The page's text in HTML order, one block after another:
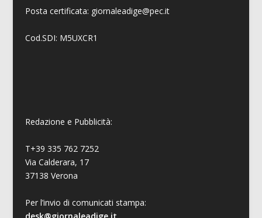
Posta certificata: giornaleadige@pec.it
Cod.SDI: M5UXCR1
Redazione e Pubblicità:
T+39 335 762 7252
Via Calderara, 17
37138 Verona
Per l’invio di comunicati stampa: